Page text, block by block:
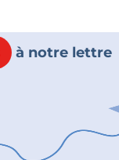
à notre lettre